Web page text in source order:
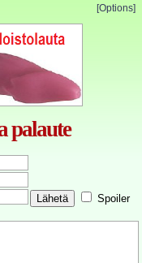
[Options]
palaute
Spoiler